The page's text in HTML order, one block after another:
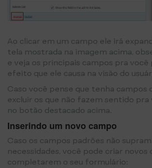
Ao clicar em um campo ele irá
tela mostrada na imagem acima,
e veja os principais campos pra
efeito que ele causa na visão do
Caso você pense que tenha campos
excluir os que não fazem sentido pra
no botão destacado acima.
Inserindo um novo campo
Caso os campos padrões não supram
necessidades, você pode criar novos
completarem o seu formulário: